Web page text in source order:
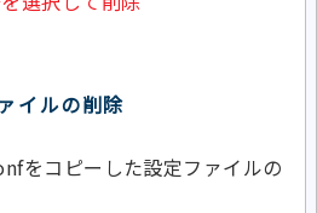
イルの削除
をコピーした設定ファイルの